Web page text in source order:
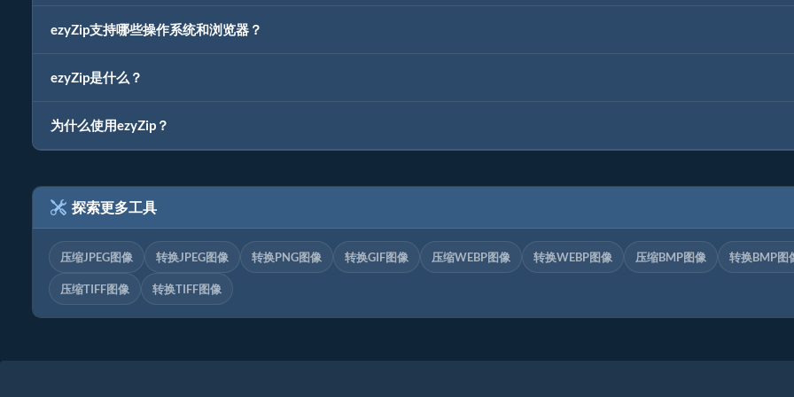
ezyZip支持哪些操作系统和浏览器？
ezyZip是什么？
为什么使用ezyZip？
探索更多工具
压缩JPEG图像 转换JPEG图像 转换PNG图像 转换GIF图像 压缩WEBP图像 转换WEBP图像 压缩BMP图像 转换BMP图
压缩TIFF图像 转换TIFF图像